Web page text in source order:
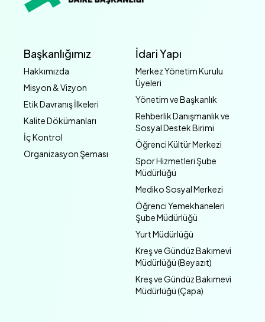
Başkanlığımız
Hakkımızda
Misyon & Vizyon
Etik Davranış İlkeleri
Kalite Dökümanları
İç Kontrol
Organizasyon Şeması
İdari Yapı
Merkez Yönetim Kurulu
Üyeleri
Yönetim ve Başkanlık
Rehberlik Danışmanlık ve
Sosyal Destek Birimi
Öğrenci Kültür Merkezi
Spor Hizmetleri Şube
Müdürlüğü
Mediko Sosyal Merkezi
Öğrenci Yemekhaneleri
Şube Müdürlüğü
Yurt Müdürlüğü
Kreş ve Gündüz Bakımevi
Müdürlüğü (Beyazıt)
Kreş ve Gündüz Bakımevi
Müdürlüğü (Çapa)